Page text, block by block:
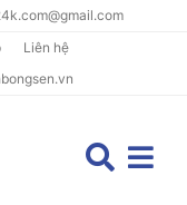
Liên hệ